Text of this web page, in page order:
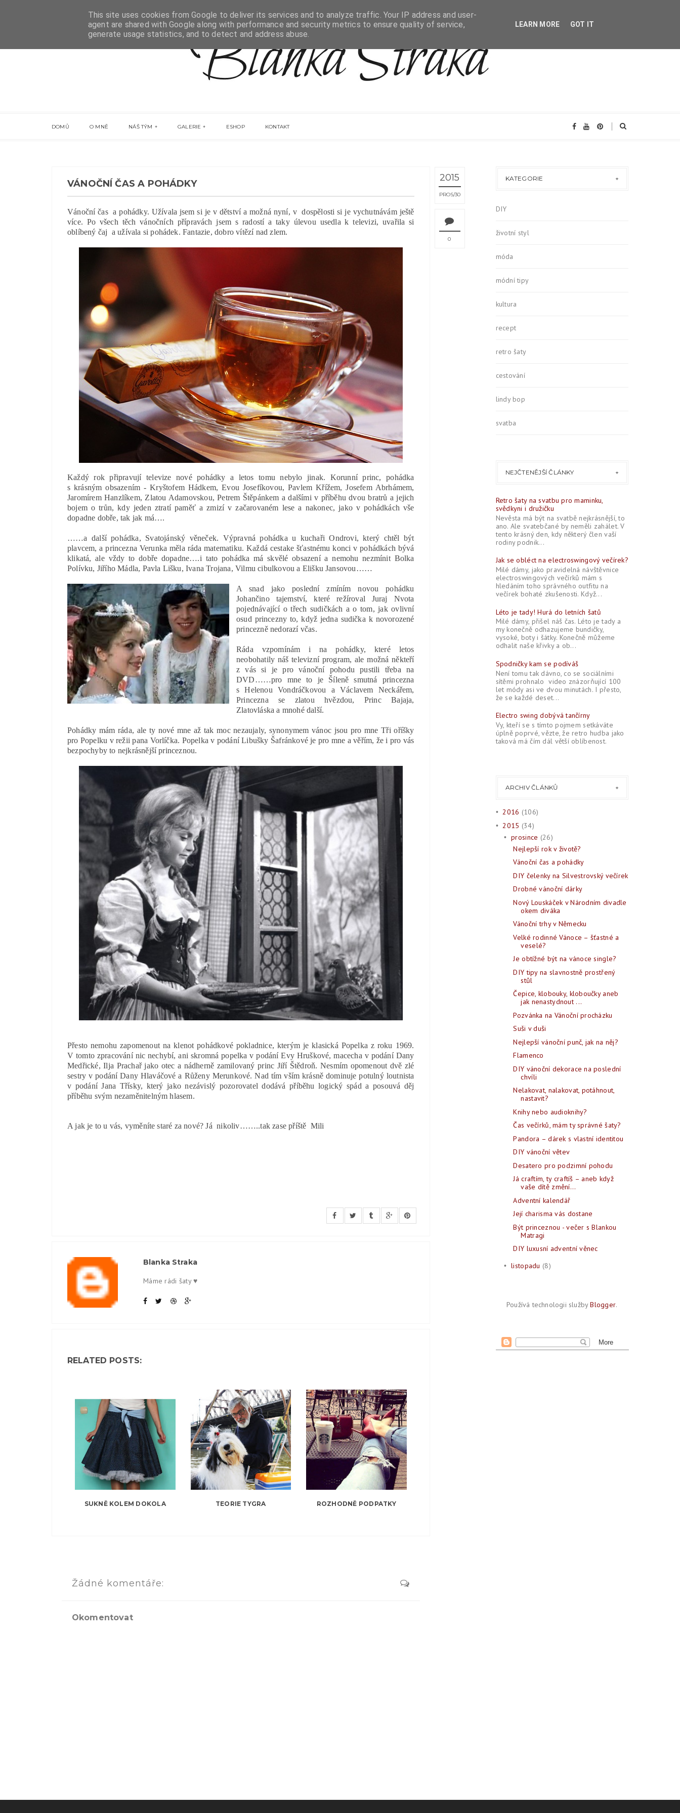
DOMŮ O MNĚ NÁŠ TÝM GALERIE ESHOP KONTAKT
2015
PROS 30
0
VÁNOČNÍ ČAS A POHÁDKY
Vánoční čas a pohádky. Užívala jsem si je v dětství a možná nyní, v dospělosti si je vychutnávám ještě
více. Po všech těch vánočních přípravách jsem s radostí a taky úlevou usedla k televizi, uvařila si
oblíbený čaj a užívala si pohádek. Fantazie, dobro vítězí nad zlem.
Každý rok připravují televize nové pohádky a letos tomu nebylo jinak. Korunní princ, pohádka
s krásným obsazením - Kryštofem Hádkem, Evou Josefíkovou, Pavlem Křížem, Josefem Abrhámem,
Jaromírem Hanzlíkem, Zlatou Adamovskou, Petrem Štěpánkem a dalšími v příběhu dvou bratrů a jejich
bojem o trůn, kdy jeden ztratí paměť a zmizí v začarovaném lese a nakonec, jako v pohádkách vše
dopadne dobře, tak jak má….
……a další pohádka, Svatojánský věneček. Výpravná pohádka u kuchaři Ondrovi, který chtěl být
plavcem, a princezna Verunka měla ráda matematiku. Každá cestake šťastnému konci v pohádkách bývá
klikatá, ale vždy to dobře dopadne….i tato pohádka má skvělé obsazení a nemohu nezmínit Bolka
Polívku, Jiřího Mádla, Pavla Lišku, Ivana Trojana, Vilmu cibulkovou a Elišku Jansovou……
A snad jako poslední zmíním novou pohádku
Johančino tajemství, které režíroval Juraj Nvota
pojednávající o třech sudičkách a o tom, jak ovlivní
osud princezny to, když jedna sudička k novorozené
princezně nedorazí včas.
Ráda vzpomínám i na pohádky, které letos
neobohatily náš televizní program, ale možná někteří
z vás si je pro vánoční pohodu pustili třeba na
DVD……pro mne to je Šíleně smutná princezna
s Helenou Vondráčkovou a Václavem Neckářem,
Princezna se zlatou hvězdou, Princ Bajaja,
Zlatovláska a mnohé další.
Pohádky mám ráda, ale ty nové mne až tak moc nezaujaly, synonymem vánoc jsou pro mne Tři oříšky
pro Popelku v režii pana Vorlíčka. Popelka v podání Libušky Šafránkové je pro mne a věřím, že i pro vás
bezpochyby to nejkrásnější princeznou.
Přesto nemohu zapomenout na klenot pohádkové pokladnice, kterým je klasická Popelka z roku 1969.
V tomto zpracování nic nechybí, ani skromná popelka v podání Evy Hruškové, macecha v podání Dany
Medřické, Ilja Prachař jako otec a nádherně zamilovaný princ Jiří Štědroň. Nesmím opomenout dvě zlé
sestry v podání Dany Hlaváčové a Růženy Merunkové. Nad tím vším krásně dominuje potulný loutnista
v podání Jana Třísky, který jako nezávislý pozorovatel dodává příběhu logický spád a posouvá děj
příběhu svým nezaměnitelným hlasem.
A jak je to u vás, vyměníte staré za nové? Já nikoliv……..tak zase příště Mili
Blanka Straka
Máme rádi šaty ♥
RELATED POSTS:
SUKNĚ KOLEM DOKOLA TEORIE TYGRA ROZHODNĚ PODPATKY
Žádné komentáře:
Okomentovat
KATEGORIE
DIY
životní styl
móda
módní tipy
kultura
recept
retro šaty
cestování
lindy bop
svatba
NEJČTENĚJŠÍ ČLÁNKY
Retro šaty na svatbu pro maminku,
svědkyni i družičku
Nevěsta má být na svatbě nejkrásnější, to
ano. Ale svatebčané by neměli zahálet. V
tento krásný den, kdy některý člen vaší
rodiny podnik...
Jak se obléct na electroswingový večírek?
Milé dámy, jako pravidelná návštěvnice
electroswingových večírků mám s
hledáním toho správného outfitu na
večírek bohaté zkušenosti. Když...
Léto je tady! Hurá do letních šatů
Milé dámy, přišel náš čas. Léto je tady a
my konečně odhazujeme bundičky,
vysoké, boty i šátky. Konečně můžeme
odhalit naše křivky a ob...
Spodničky kam se podíváš
Není tomu tak dávno, co se sociálními
sítěmi prohnalo video znázorňující 100
let módy asi ve dvou minutách. I přesto,
že se každé deset...
Electro swing dobývá tančírny
Vy, kteří se s tímto pojmem setkáváte
úplně poprvé, vězte, že retro hudba jako
taková má čím dál větší oblíbenost.
ARCHIV ČLÁNKŮ
•2016 (106)
• 2015 (34)
• prosince (26)
Nejlepší rok v životě?
Vánoční čas a pohádky
DIY čelenky na Silvestrovský večírek
Drobné vánoční dárky
Nový Louskáček v Národním divadle
okem diváka
Vánoční trhy v Německu
Velké rodinné Vánoce – šťastné a
veselé?
Je obtížné být na vánoce single?
DIY tipy na slavnostně prostřený
stůl
Čepice, klobouky, kloboučky aneb
jak nenastydnout ...
Pozvánka na Vánoční procházku
Suši v duši
Nejlepší vánoční punč, jak na něj?
Flamenco
DIY vánoční dekorace na poslední
chvíli
Nelakovat, nalakovat, potáhnout,
nastavit?
Knihy nebo audioknihy?
Čas večírků, mám ty správné šaty?
Pandora – dárek s vlastní identitou
DIY vánoční větev
Desatero pro podzimní pohodu
Já craftím, ty craftíš – aneb když
vaše dítě změní...
Adventní kalendář
Její charisma vás dostane
Být princeznou - večer s Blankou
Matragi
DIY luxusní adventní věnec
•listopadu (8)
Používá technologii službyBlogger.
This site uses cookies from Google to deliver its services and to analyze traffic. Your IP address and user-
agent are shared with Google along with performance and security metrics to ensure quality of service,
generate usage statistics, and to detect and address abuse.
LEARN MORE GOT IT